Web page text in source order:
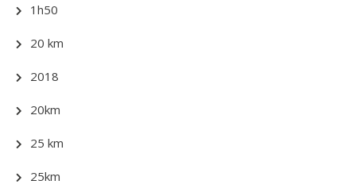
1h50
20 km
2018
20km
25 km
25km